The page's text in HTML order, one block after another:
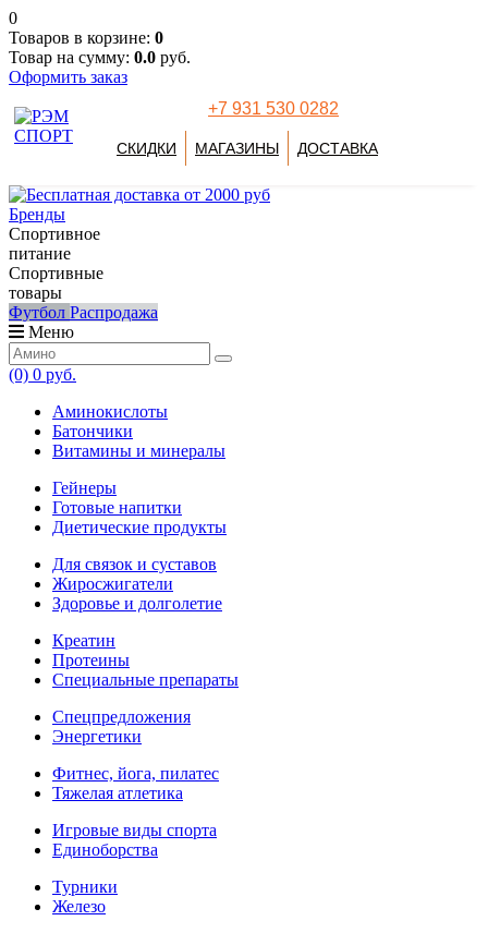
0
Товаров в корзине: 0
Товар на сумму: 0.0 руб.
Оформить заказ
+7 931 530 0282
СКИДКИ МАГАЗИНЫ ДОСТАВКА
Бренды
Спортивное
питание
Спортивные
товары
Футбол Распродажа
Меню
(0) 0 руб.
Аминокислоты
Батончики
Витамины и минералы
Гейнеры
Готовые напитки
Диетические продукты
Для связок и суставов
Жиросжигатели
Здоровье и долголетие
Креатин
Протеины
Специальные препараты
Спецпредложения
Энергетики
Фитнес, йога, пилатес
Тяжелая атлетика
Игровые виды спорта
Единоборства
Турники
Железо